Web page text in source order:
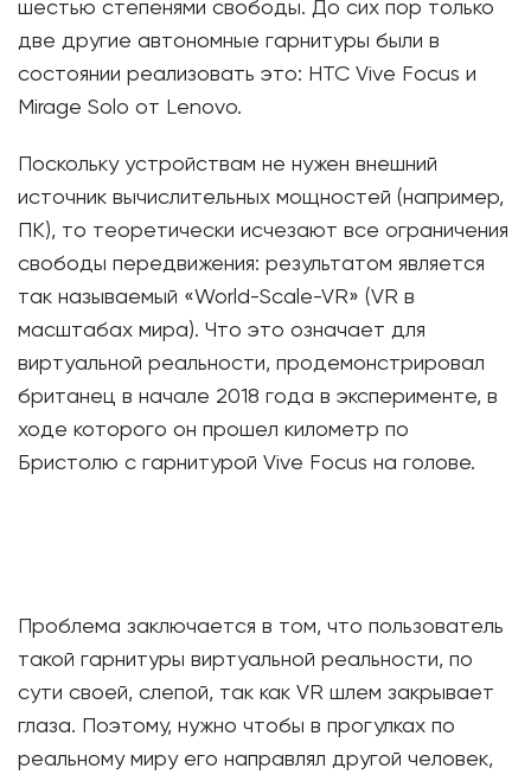
шестью степенями свободы. До сих пор только
две другие автономные гарнитуры были в
состоянии реализовать это: HTC Vive Focus и
Mirage Solo от Lenovo.
Поскольку устройствам не нужен внешний
источник вычислительных мощностей (например,
ПК), то теоретически исчезают все ограничения
свободы передвижения: результатом является
так называемый «World-Scale-VR» (VR в
масштабах мира). Что это означает для
виртуальной реальности, продемонстрировал
британец в начале 2018 года в эксперименте, в
ходе которого он прошел километр по
Бристолю с гарнитурой Vive Focus на голове.
Проблема заключается в том, что пользователь
такой гарнитуры виртуальной реальности, по
сути своей, слепой, так как VR шлем закрывает
глаза. Поэтому, нужно чтобы в прогулках по
реальному миру его направлял другой человек,